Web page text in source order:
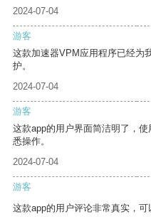
2024-07-04
游客
这款加速器VPM应用程序已经为
护。
2024-07-04
游客
这款app的用户界面简洁明了，
悉操作。
2024-07-04
游客
这款app的用户评论非常真实，可